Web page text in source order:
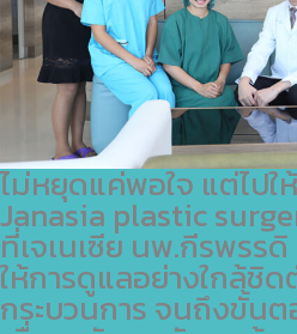
ไม่หยุดแค่พอใจ แต่ไปใ
Janasia plastic
ที่เจเนเซีย นพ.กีรพรร
ให้การดูแลอย่างใกล้ชิ
กระบวนการ จนถึงขั้น